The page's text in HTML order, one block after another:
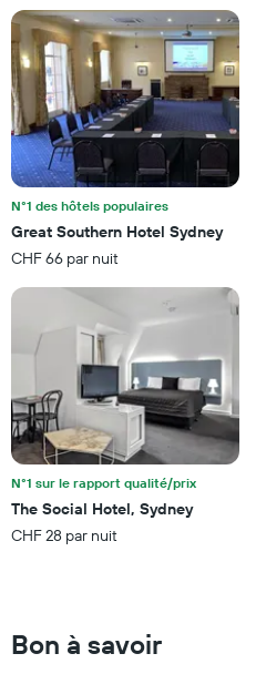
pour
ce
soir
trouvé
au
cours
des
3
derniers
jours
Sur
le
graphique,
1
axe
X
indiquent
les
catégories
d'hôtels
par
étoiles.
Sur
le
graphique,
1
axe
indiquent
le
prix
moyen
d'une
chambre
pour
ce
cours
N°1 des hôtels populaires
Great Southern Hotel Sydney
CHF 66 par nuit
N°1 sur le rapport qualité/prix
The Social Hotel, Sydney
CHF 28 par nuit
Bon à savoir